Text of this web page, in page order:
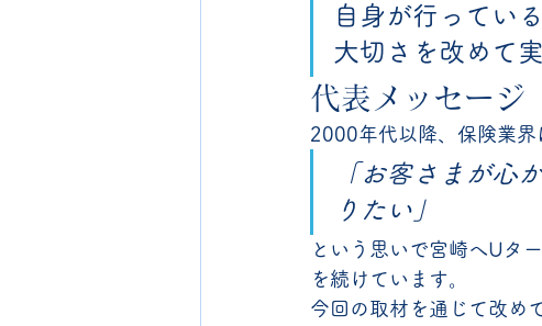
自身が行ってい
大切さを改めて
代表メッセージ
2000年代以降、保険業界
「お客さまが心
りたい」
という思いで宮崎へUタ
を続けています。
今回の取材を通じて改め